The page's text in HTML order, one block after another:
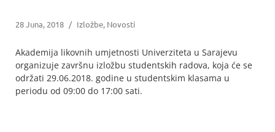
28 Juna, 2018 / Izložbe, Novosti
Akademija likovnih umjetnosti Univerziteta u Sarajevu
organizuje završnu izložbu studentskih radova, koja će se
održati 29.06.2018. godine u studentskim klasama u
periodu od 09:00 do 17:00 sati.